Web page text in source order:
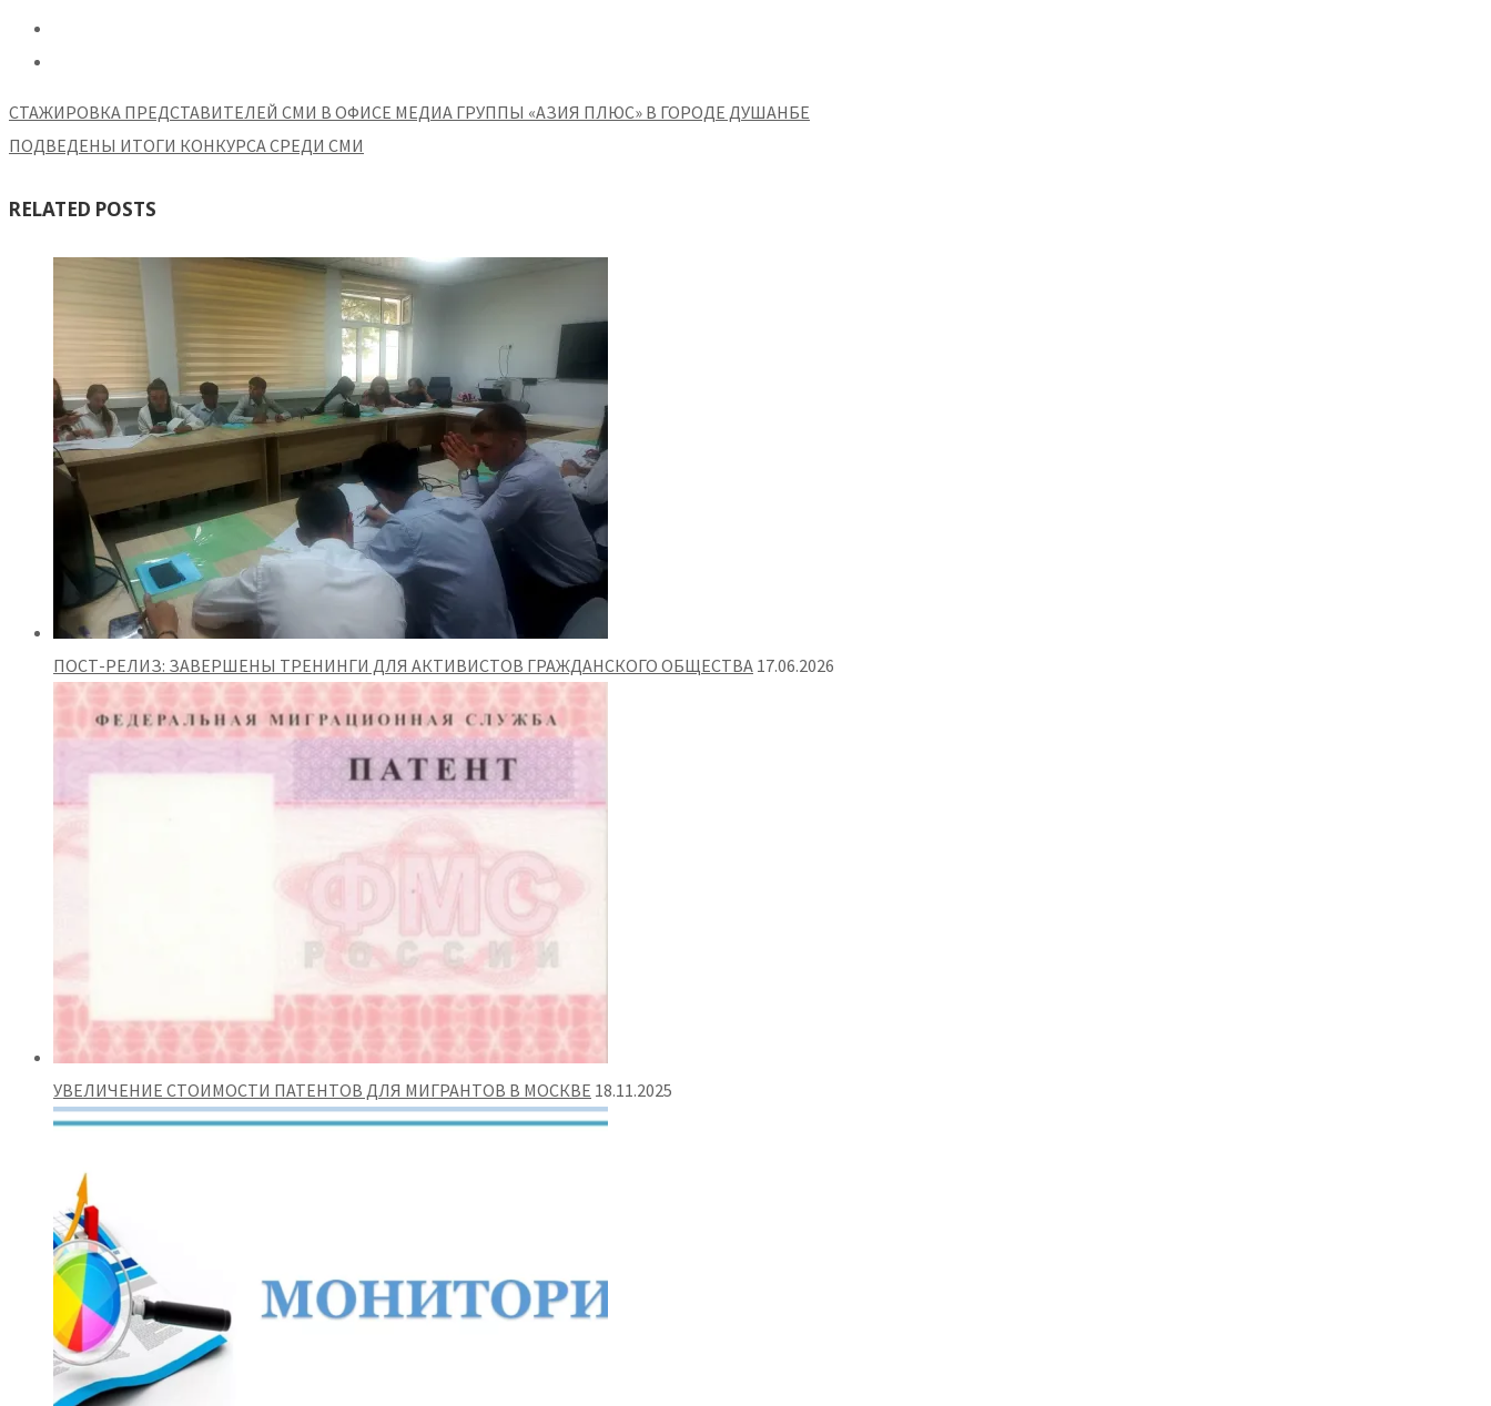
СТАЖИРОВКА ПРЕДСТАВИТЕЛЕЙ СМИ В ОФИСЕ МЕДИА ГРУППЫ «АЗИЯ ПЛЮС» В ГОРОДЕ ДУШАНБЕ
ПОДВЕДЕНЫ ИТОГИ КОНКУРСА СРЕДИ СМИ
RELATED POSTS
ПОСТ-РЕЛИЗ: ЗАВЕРШЕНЫ ТРЕНИНГИ ДЛЯ АКТИВИСТОВ ГРАЖДАНСКОГО ОБЩЕСТВА 17.06.2026
УВЕЛИЧЕНИЕ СТОИМОСТИ ПАТЕНТОВ ДЛЯ МИГРАНТОВ В МОСКВЕ 18.11.2025